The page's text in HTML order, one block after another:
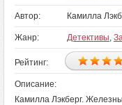
Автор: Камилла
Жанр: Детективы,
Рейтинг:
Описание:
Камилла Лэкберг.